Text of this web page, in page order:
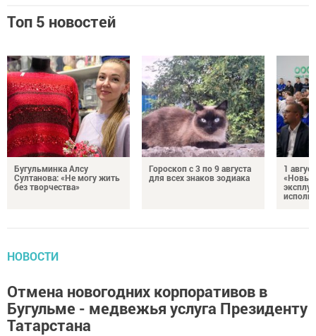
Топ 5 новостей
Бугульминка Алсу
Султанова: «Не могу жить
без творчества»
Гороскоп с 3 по 9 августа
для всех знаков зодиака
1
«Новые
НОВОСТИ
Отмена новогодних корпоративов в
Бугульме - медвежья услуга Президенту
Татарстана